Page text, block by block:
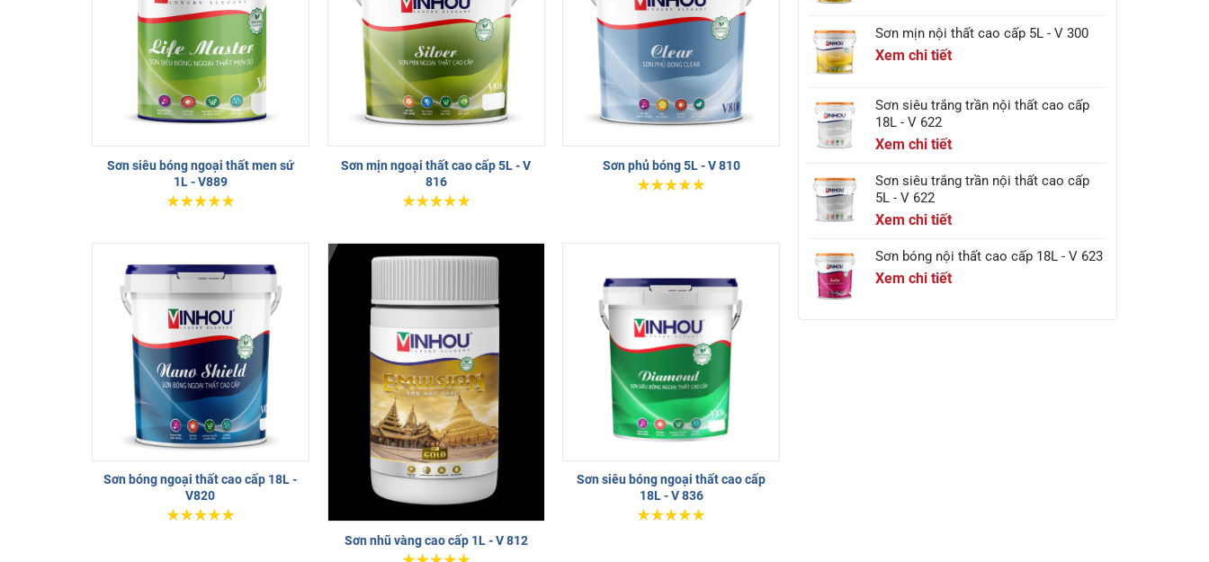
Sơn siêu bóng ngoại thất men sứ
1L - V889
Sơn mịn ngoại thất cao cấp 5L - V
816
Sơn phủ bóng 5L - V 810
Sơn bóng ngoại thất cao cấp 18L -
V820
Sơn nhũ vàng cao cấp 1L - V 812
Sơn siêu bóng ngoại thất cao cấp
18L - V 836
Sơn mịn nội thất cao cấp 5L - V 300
Xem chi tiết
Sơn siêu trắng trần nội thất cao cấp
18L - V 622
Xem chi tiết
Sơn siêu trắng trần nội thất cao cấp
5L - V 622
Xem chi tiết
Sơn bóng nội thất cao cấp 18L - V 623
Xem chi tiết